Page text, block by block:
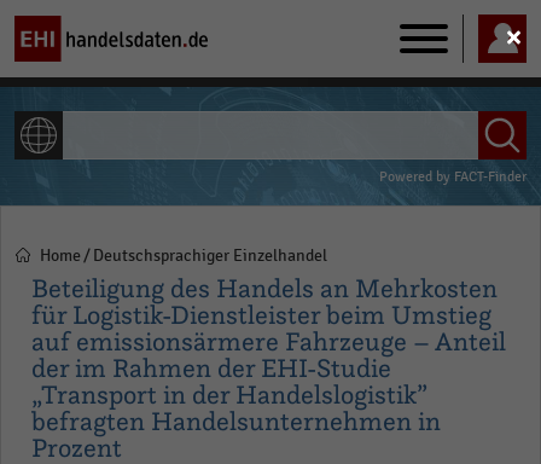
Main
navigation
Powered by FACT-Finder
Pfadnavigation
Home Deutschsprachiger Einzelhandel
Beteiligung des Handels an Mehrkosten
für Logistik-Dienstleister beim Umstieg
auf emissionsärmere Fahrzeuge – Anteil
der im Rahmen der EHI-Studie
„Transport in der Handelslogistik”
befragten Handelsunternehmen in
Prozent